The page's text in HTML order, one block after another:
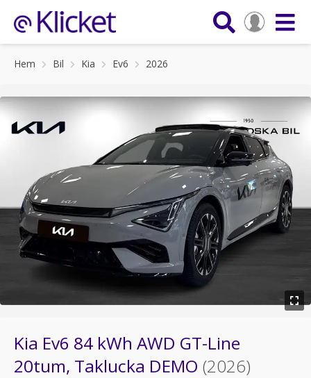
Hem Bil Kia Ev6 2026
Kia Ev6 84 kWh AWD GT-Line
20tum, Taklucka DEMO (2026)